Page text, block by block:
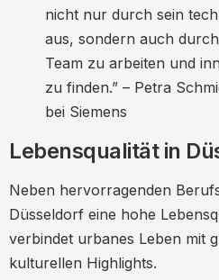
nicht nur durch sein
aus, sondern auch
Team zu arbeiten und
zu finden.” – Petra
bei Siemens
Lebensqualität in
Neben hervorragenden
Düsseldorf eine hohe
verbindet urbanes Leben mit
kulturellen Highlights.